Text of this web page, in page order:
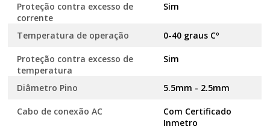
Proteção contra excesso de
corrente
Sim
Temperatura de operação 0-40 graus Cº
Proteção contra excesso de
temperatura
Sim
Diâmetro Pino 5.5mm - 2.5mm
Cabo de conexão AC
Com Certificado
Inmetro